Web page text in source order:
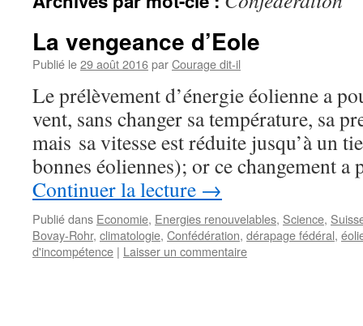
La vengeance d’Eole
Publié le29 août 2016parCourage dit-il
Le prélèvement d’énergie éolienne a
vent, sans changer sa température, sa
mais sa vitesse est réduite jusqu’à un
bonnes éoliennes); or ce changement
Continuer la lecture →
Publié dans Economie, Energies renouvelables, Science,
Bovay-Rohr, climatologie, Confédération, dérapage fédéral,
d'incompétence | Laisser un commentaire